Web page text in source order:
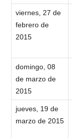
viernes, 27 de
febrero de
2015
domingo, 08
de marzo de
2015
jueves, 19 de
marzo de 2015